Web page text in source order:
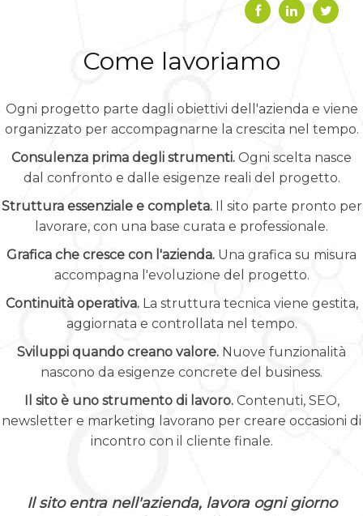
Come lavoriamo
Ogni progetto parte dagli obiettivi dell'azienda e viene
organizzato per accompagnarne la crescita nel tempo.
Consulenza prima degli strumenti. Ogni scelta nasce
dal confronto e dalle esigenze reali del progetto.
Struttura essenziale e completa.Il sito parte pronto per
lavorare, con una base curata e professionale.
Grafica che cresce con l'azienda. Una grafica su misura
accompagna l'evoluzione del progetto.
Continuità operativa.La struttura tecnica viene gestita,
aggiornata e controllata nel tempo.
Sviluppi quando creano valore. Nuove funzionalità
nascono da esigenze concrete del business.
Il sito è uno strumento di lavoro.Contenuti, SEO,
newsletter e marketing lavorano per creare occasioni di
incontro con il cliente finale.
Il sito entra nell'azienda, lavora ogni giorno